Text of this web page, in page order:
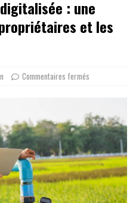
: une
et les
Commentaires fermés